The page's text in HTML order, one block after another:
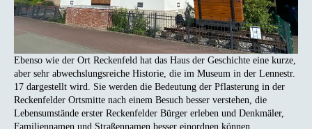
Ebenso wie der Ort Reckenfeld hat das Haus der Geschichte eine kurze,
aber sehr abwechslungsreiche Historie, die im Museum in der Lennestr.
17 dargestellt wird. Sie werden die Bedeutung der Pflasterung in der
Reckenfelder Ortsmitte nach einem Besuch besser verstehen, die
Lebensumstände erster Reckenfelder Bürger erleben und Denkmäler,
Familiennamen und Straßennamen besser einordnen können.